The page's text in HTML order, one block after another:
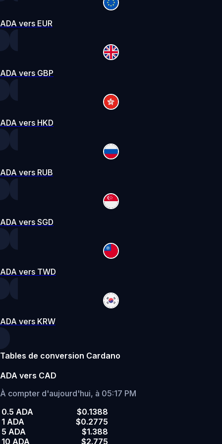
ADA vers EUR
ADA vers GBP
ADA vers HKD
ADA vers RUB
ADA vers SGD
ADA vers TWD
ADA vers KRW
Tables de conversion Cardano
ADA vers CAD
À compter d'aujourd'hui, à 05:17 PM
0.5 ADA
$0.1388
1 ADA
$0.2775
5 ADA
$1.388
10 ADA
$2.775